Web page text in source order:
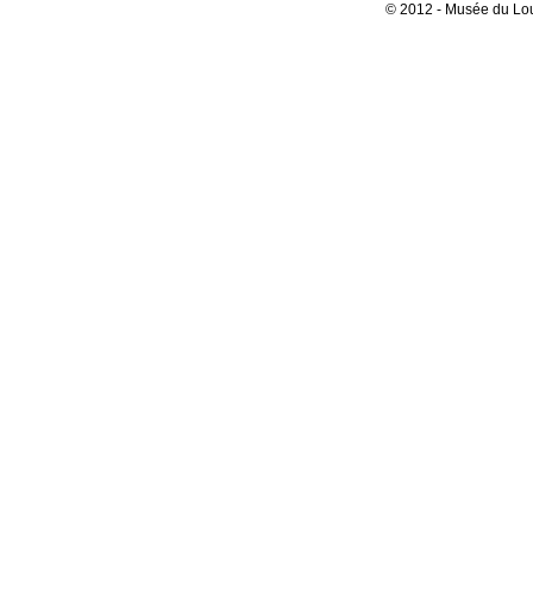
© 2012 - Musée du